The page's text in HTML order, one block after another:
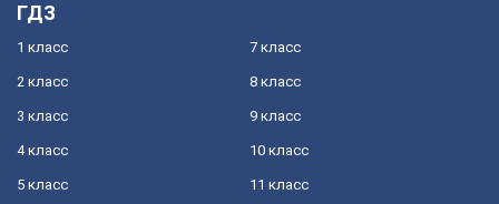
ГДЗ
1 класс
2 класс
3 класс
4 класс
5 класс
7 класс
8 класс
9 класс
10 класс
11 класс